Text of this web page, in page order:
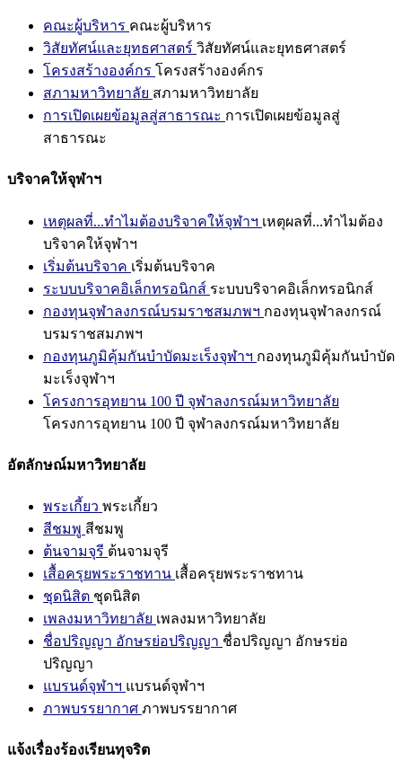
คณะผู้บริหาร คณะผู้บริหาร
วิสัยทัศน์และยุทธศาสตร์ วิสัยทัศน์และยุทธศาสตร์
โครงสร้างองค์กร โครงสร้างองค์กร
สภามหาวิทยาลัย สภามหาวิทยาลัย
การเปิดเผยข้อมูลสู่สาธารณะ การเปิดเผยข้อมูลสู่
สาธารณะ
บริจาคให้จุฬาฯ
เหตุผลที่...ทำไมต้องบริจาคให้จุฬาฯ เหตุผลที่...ทำไมต้อง
บริจาคให้จุฬาฯ
เริ่มต้นบริจาค เริ่มต้นบริจาค
ระบบบริจาคอิเล็กทรอนิกส์ ระบบบริจาคอิเล็กทรอนิกส์
กองทุนจุฬาลงกรณ์บรมราชสมภพฯ กองทุนจุฬาลงกรณ์
บรมราชสมภพฯ
กองทุนภูมิคุ้มกันบำบัดมะเร็งจุฬาฯ กองทุนภูมิคุ้มกันบำบัด
มะเร็งจุฬาฯ
โครงการอุทยาน 100 ปี จุฬาลงกรณ์มหาวิทยาลัย
โครงการอุทยาน 100 ปี จุฬาลงกรณ์มหาวิทยาลัย
อัตลักษณ์มหาวิทยาลัย
พระเกี้ยว พระเกี้ยว
สีชมพู สีชมพู
ต้นจามจุรี ต้นจามจุรี
เสื้อครุยพระราชทาน เสื้อครุยพระราชทาน
ชุดนิสิต ชุดนิสิต
เพลงมหาวิทยาลัย เพลงมหาวิทยาลัย
ชื่อปริญญา อักษรย่อปริญญา ชื่อปริญญา อักษรย่อ
ปริญญา
แบรนด์จุฬาฯ แบรนด์จุฬาฯ
ภาพบรรยากาศ ภาพบรรยากาศ
แจ้งเรื่องร้องเรียนทุจริต